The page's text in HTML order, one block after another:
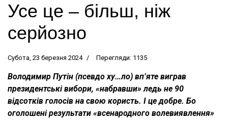
Усе це – більш, ніж
серйозно
Субота, 23 березня 2024 Перегляди: 1135
Володимир Путін (псевдо ху…ло) вп’яте виграв
президентські вибори, «набравши» ледь не 90
відсотків голосів на свою користь. І це добре. Бо
оголошені результати «всенародного волевиявлення»